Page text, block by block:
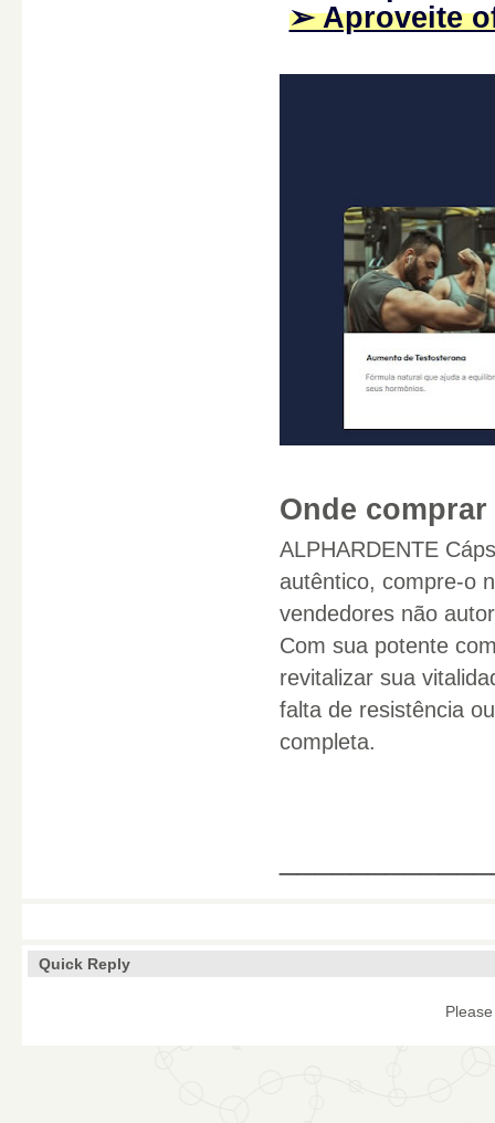
➢ Aproveite
Onde
ALPHARDENTE
autêntico, compre-o
vendedores não
Com sua potente
revitalizar sua
falta de resistência
completa.
Quick Reply